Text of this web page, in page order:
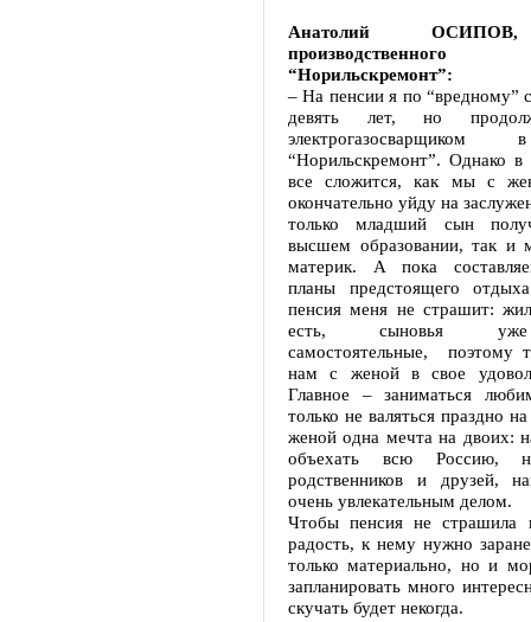
Анатолий ОСИПОВ,
производственного
“Норильскремонт”:
– На пенсии я по “вредному”
девять лет, но
“Норильскремонт”. Однако в
все сложится, как мы с
окончательно уйду на
только младший сын
высшем образовании, так и
материк. А пока
планы предстоящего
пенсия меня не страшит:
есть, сыновья уже
самостоятельные, поэтому
нам с женой в свое
Главное – заниматься
только не валяться праздно
женой одна мечта на двоих:
объехать всю Россию,
родственников и друзей,
очень увлекательным делом.
Чтобы пенсия не
радость, к нему нужно
только материально, но и
запланировать много
скучать будет некогда.